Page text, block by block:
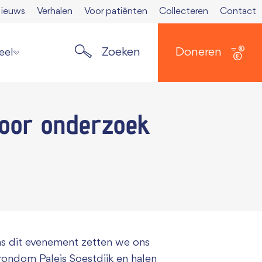
Verhalen Voor patiënten Collecteren Contact
nieuwsbrief
Zoeken Doneren
onderzoek
dit evenement zetten we ons
Paleis Soestdijk en halen